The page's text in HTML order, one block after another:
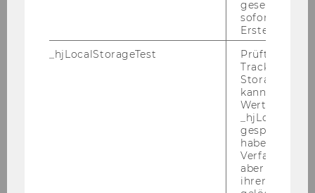
Projekt-MA
FI für Rechenintensive Methoden
gesetzt. Wird
sofort nach
Erstellung
_hjLocalStorageTest
Prüft, ob der
Tracking
Storage
kann. Wenn
Wert 1
haben keine
Verfallszeit,
aber fast
ihrer